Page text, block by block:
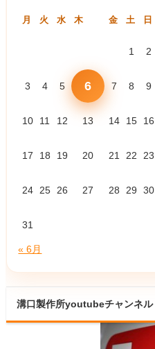
月 火 水 木 金 土 日
1 2
3 4 5 6 7 8 9
10 11 12 13 14 15 16
17 18 19 20 21 22 23
24 25 26 27 28 29 30
31
« 6月
溝口製作所youtubeチャンネル